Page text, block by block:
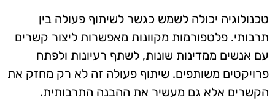
טכנולוגיה יכולה לשמש כגשר לשיתוף פעולה בין
תרבותי. פלטפורמות מקוונות מאפשרות ליצור קשרים
עם אנשים ממדינות שונות, לשתף רעיונות ולפתח
פרויקטים משותפים. שיתוף פעולה זה לא רק מחזק את
הקשרים אלא גם מעשיר את ההבנה התרבותית.